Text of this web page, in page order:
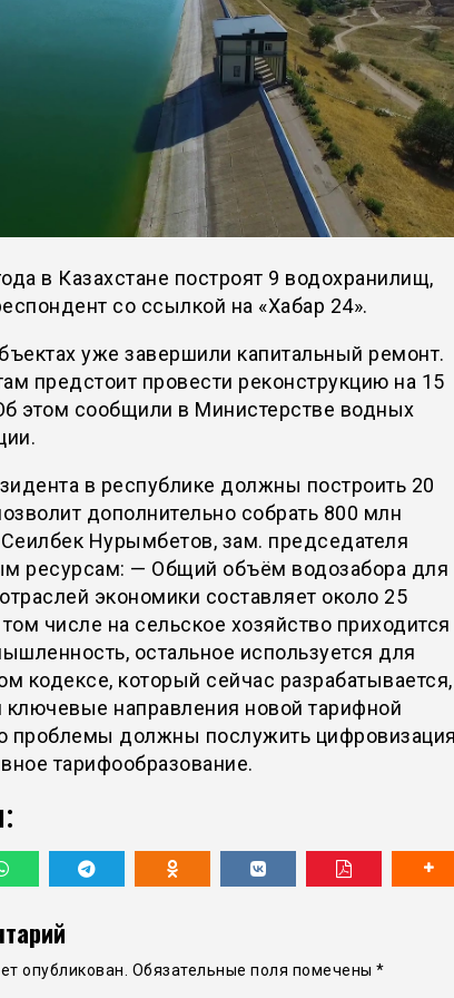
в Казахстане построят 9 водохранилищ,
со ссылкой на «Хабар 24».
уже завершили капитальный ремонт.
предстоит провести реконструкцию на 15
этом сообщили в Министерстве водных
в республике должны построить 20
дополнительно собрать 800 млн
Нурымбетов, зам. председателя
ресурсам: — Общий объём водозабора для
экономики составляет около 25
числе на сельское хозяйство приходится
остальное используется для
кодексе, который сейчас разрабатывается,
ключевые направления новой тарифной
проблемы должны послужить цифровизация
тарифообразование.
опубликован. Обязательные поля помечены *